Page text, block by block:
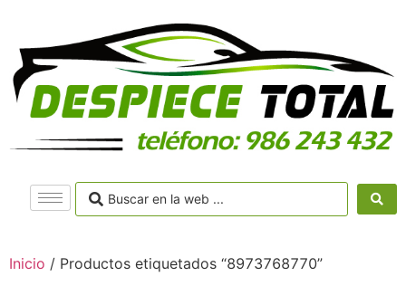
Inicio / Productos etiquetados “8973768770”